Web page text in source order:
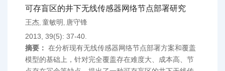
可存盲区的井下无线传感器网络节点部署研究
王杰, 童敏明 , 唐守锋
2013, 39(5): 37-40.
摘要： 在分析现有无线传感器网络节点部署方案和覆盖
模型的基础上，针对完全覆盖存在难度大、成本高、节